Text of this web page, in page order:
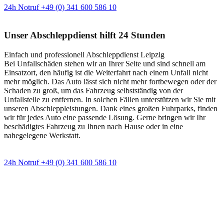
24h Notruf +49 (0) 341 600 586 10
Unser Abschleppdienst hilft 24 Stunden
Einfach und professionell Abschleppdienst Leipzig
Bei Unfallschäden stehen wir an Ihrer Seite und sind schnell am
Einsatzort, den häufig ist die Weiterfahrt nach einem Unfall nicht
mehr möglich. Das Auto lässt sich nicht mehr fortbewegen oder der
Schaden zu groß, um das Fahrzeug selbstständig von der
Unfallstelle zu entfernen. In solchen Fällen unterstützen wir Sie mit
unseren Abschleppleistungen. Dank eines großen Fuhrparks, finden
wir für jedes Auto eine passende Lösung. Gerne bringen wir Ihr
beschädigtes Fahrzeug zu Ihnen nach Hause oder in eine
nahegelegene Werkstatt.
24h Notruf +49 (0) 341 600 586 10